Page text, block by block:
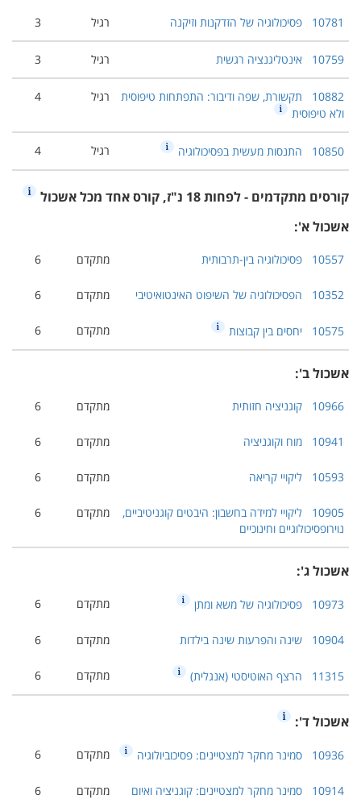
10781פסיכולוגיה של הזדקנות וזיקנה רגיל
10759אינטליגנציה רגשית רגיל
10882תקשורת, שפה ודיבור: התפתחות טיפוסית
ולא טיפוסית
רגיל
10850התנסות מעשית בפסיכולוגיה רגיל
קורסים מתקדמים - לפחות 18 נ"ז, קורס אחד מכל אשכול
אשכול א':
10557פסיכולוגיה בין-תרבותית מתקדם
10352הפסיכולוגיה של השיפוט האינטואיטיבי מתקדם
10575יחסים בין קבוצות מתקדם
אשכול ב':
10966קוגניציה חזותית מתקדם
10941מוח וקוגניציה מתקדם
10593ליקויי קריאה מתקדם
10905ליקויי למידה בחשבון: היבטים קוגניטיביים,
נוירופסיכולוגיים וחינוכיים
מתקדם
אשכול ג':
10973פסיכולוגיה של משא ומתן מתקדם
10904שינה והפרעות שינה בילדות מתקדם
11315הרצף האוטיסטי (אנגלית) מתקדם
אשכול ד':
10936סמינר מחקר למצטיינים: פסיכוביולוגיה מתקדם
10914סמינר מחקר למצטיינים: קוגניציה ואיום מתקדם